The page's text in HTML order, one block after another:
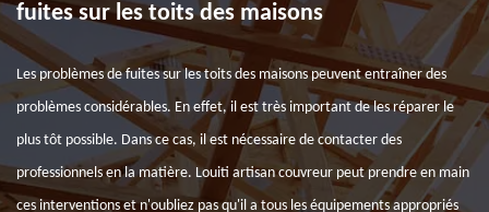
fuites sur les toits des maisons
Les problèmes de fuites sur les toits des maisons peuvent entraîner des
problèmes considérables. En effet, il est très important de les réparer le
plus tôt possible. Dans ce cas, il est nécessaire de contacter des
professionnels en la matière. Louiti artisan couvreur peut prendre en main
ces interventions et n'oubliez pas qu'il a tous les équipements appropriés